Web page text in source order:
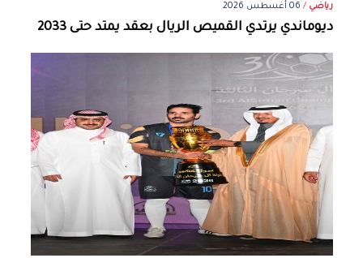
رياضي / 06 أغسطس 2026
ديوماندي يرتدي القميص الريال بعقد يمتد حتى 2033